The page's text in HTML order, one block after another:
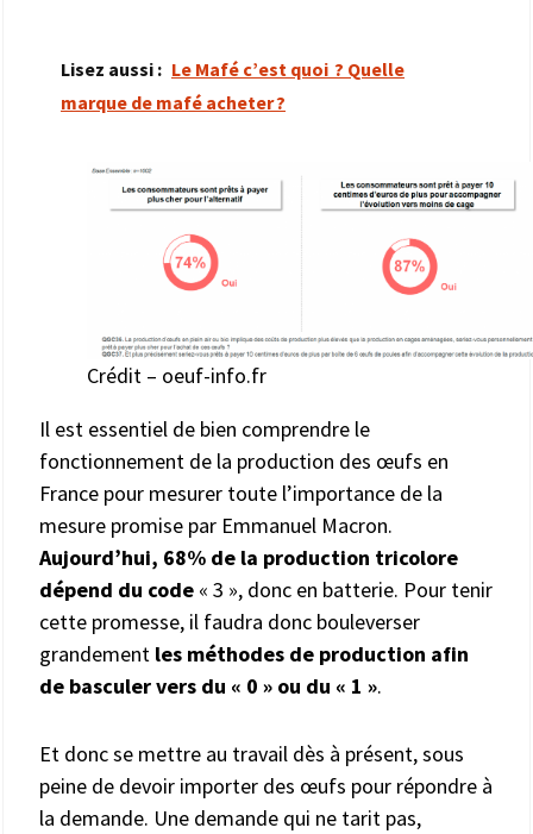
Lisez aussi : Le Mafé c’est quoi ? Quelle
marque de mafé acheter ?
Crédit – oeuf-info.fr
Il est essentiel de bien comprendre le
fonctionnement de la production des œufs en
France pour mesurer toute l’importance de la
mesure promise par Emmanuel Macron.
Aujourd’hui, 68% de la production tricolore
dépend du code « 3 », donc en batterie. Pour tenir
cette promesse, il faudra donc bouleverser
grandement les méthodes de production afin
de basculer vers du « 0 » ou du « 1 ».
Et donc se mettre au travail dès à présent, sous
peine de devoir importer des œufs pour répondre à
la demande. Une demande qui ne tarit pas,